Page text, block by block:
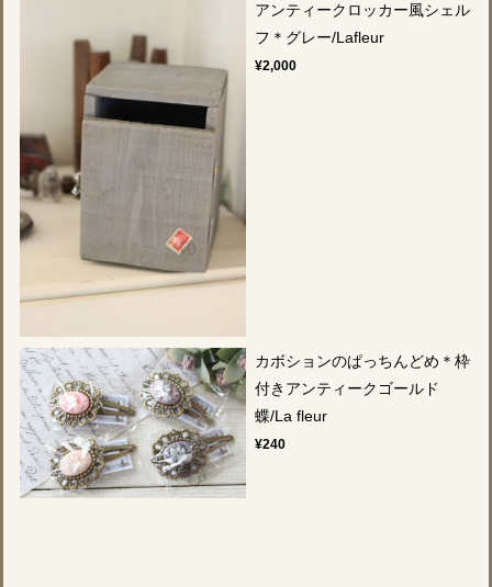
アンティークロッカー風シェル
フ＊グレー/Lafleur
¥2,000
カボションのぱっちんどめ＊枠
付きアンティークゴールド
蝶/La fleur
¥240